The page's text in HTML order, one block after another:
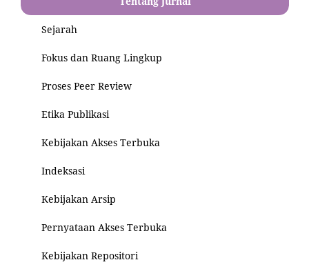
Sejarah
Fokus dan Ruang Lingkup
Proses Peer Review
Etika Publikasi
Kebijakan Akses Terbuka
Indeksasi
Kebijakan Arsip
Pernyataan Akses Terbuka
Kebijakan Repositori